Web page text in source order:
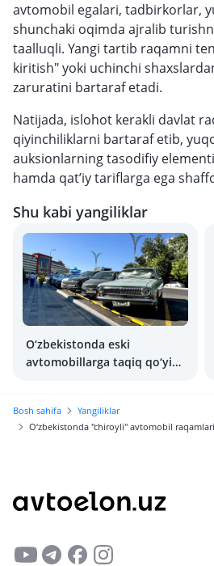
avtomobil egalari, tadbirkorlar,
shunchaki oqimda ajralib
taalluqli. Yangi tartib raqamni
kiritish" yoki uchinchi
zaruratini bartaraf etadi.
Natijada, islohot kerakli davlat
qiyinchiliklarni bartaraf etib,
auksionlarning tasodifiy
hamda qat’iy tariflarga ega
Shu kabi yangiliklar
O‘zbekistonda eski
avtomobillarga taqiq qo‘yish
Bosh sahifa
Yangiliklar
O‘zbekistonda "chiroyli" avtomobil